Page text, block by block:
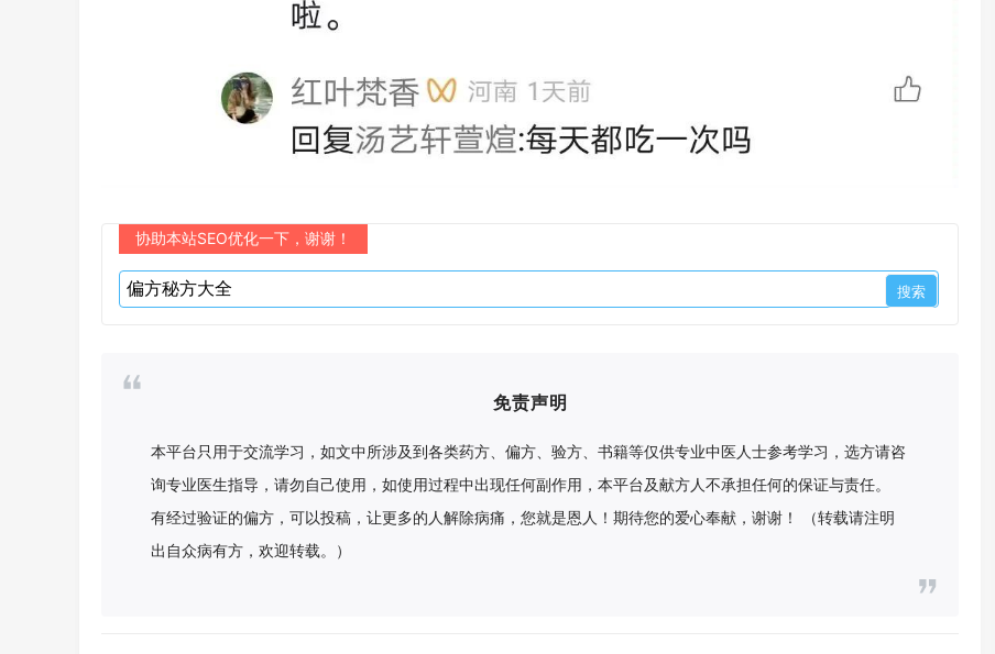
协助本站SEO优化一下，谢谢！
免责声明
本平台只用于交流学习，如文中所涉及到各类药方、偏方、验方、书籍等仅供专业中医人士参考学习，选方请咨
询专业医生指导，请勿自己使用，如使用过程中出现任何副作用，本平台及献方人不承担任何的保证与责任。
有经过验证的偏方，可以投稿，让更多的人解除病痛，您就是恩人！期待您的爱心奉献，谢谢！ （转载请注明
出自众病有方，欢迎转载。）